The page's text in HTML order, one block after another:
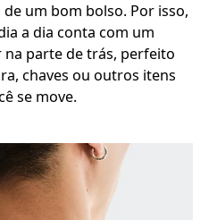
um bom bolso. Por isso,
a dia conta com um
parte de trás, perfeito
chaves ou outros itens
se move.